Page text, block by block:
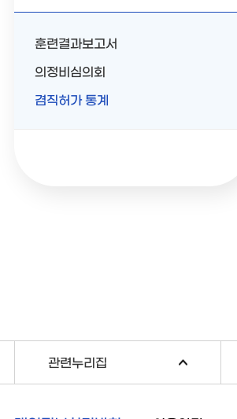
훈련결과보고서
의정비심의회
겸직허가 통계
관련누리집